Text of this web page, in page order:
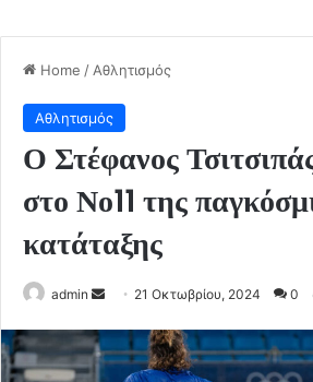
Home / Αθλητισμός
Αθλητισμός
Ο Στέφανος
στο Νο11 της
κατάταξης
admin
Send 21 Οκτωβρίου, 2024 0